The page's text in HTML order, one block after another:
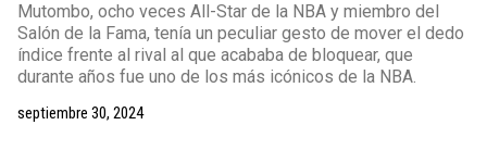
Mutombo, ocho veces All-Star de la NBA y miembro del
Salón de la Fama, tenía un peculiar gesto de mover el dedo
índice frente al rival al que acababa de bloquear, que
durante años fue uno de los más icónicos de la NBA.
septiembre 30, 2024